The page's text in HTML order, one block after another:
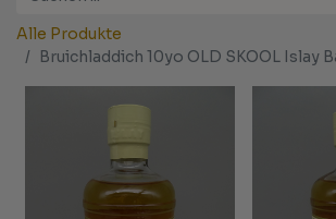
Alle Produkte
Bruichladdich 10yo OLD SKOOL Islay